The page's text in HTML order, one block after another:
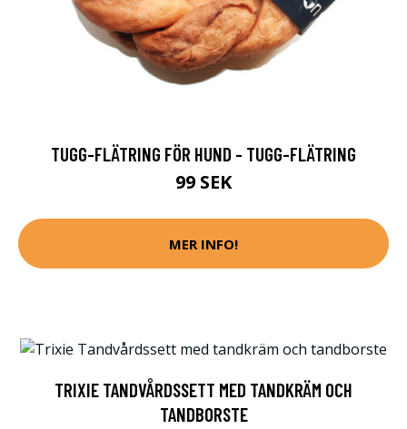
TUGG-FLÄTRING FÖR HUND - TUGG-FLÄTRING
99 SEK
MER INFO!
TRIXIE TANDVÅRDSSETT MED TANDKRÄM OCH
TANDBORSTE